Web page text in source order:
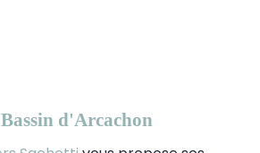
d'Arcachon